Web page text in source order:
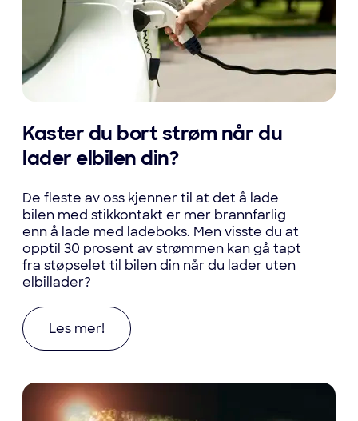
Kaster du bort strøm når du
lader elbilen din?
De fleste av oss kjenner til at det å lade
bilen med stikkontakt er mer brannfarlig
enn å lade med ladeboks. Men visste du at
opptil 30 prosent av strømmen kan gå tapt
fra støpselet til bilen din når du lader uten
elbillader?
Les mer om Kaster du bort strøm når du lader
Les mer!